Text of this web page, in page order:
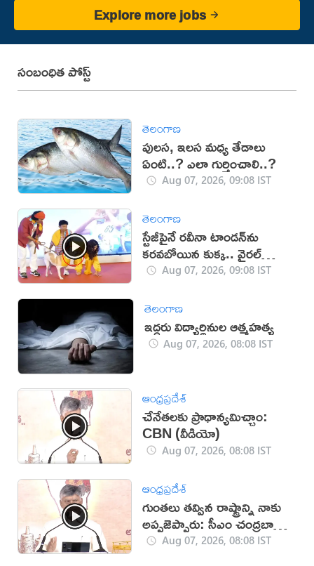
Explore more jobs
సంబంధిత పోస్ట్
తెలంగాణ
పులస, ఇలస మధ్య తేడాలు
ఏంటి..? ఎలా గుర్తించాలి..?
Aug 07, 2026, 09:08 IST
తెలంగాణ
స్టేజీపైనే రవీనా టాండన్‌ను
కరవబోయిన కుక్క.. వైరల్
వీడియోAug 07, 2026, 09:08 IST
తెలంగాణ
ఇద్దరు విద్యార్థినుల ఆత్మహత్య
Aug 07, 2026, 08:08 IST
ఆంధ్రప్రదేశ్
చేనేతలకు ప్రాధాన్యమిచ్చాం:
CBN (వీడియో)
Aug 07, 2026, 08:08 IST
ఆంధ్రప్రదేశ్
గుంతలు తవ్విన రాష్ట్రాన్ని నాకు
అప్పజెప్పారు: సీఎం చంద్రబాబు
(వీడియో)
Aug 07, 2026, 08:08 IST